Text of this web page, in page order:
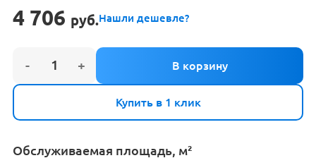
4 706 руб.Нашли дешевле?
Купить в 1 клик
Обслуживаемая площадь, м²